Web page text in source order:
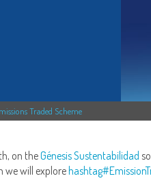
Traded Scheme
on theGénesis Sustentabilidad
we will explorehashtag#